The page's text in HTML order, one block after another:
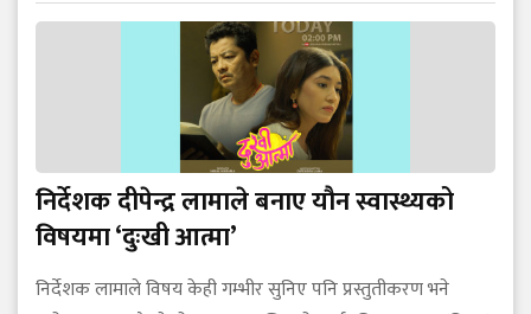
निर्देशक दीपेन्द्र लामाले बनाए यौन स्वास्थ्यको
विषयमा ‘दुःखी आत्मा’
निर्देशक लामाले विषय केही गम्भीर सुनिए पनि प्रस्तुतीकरण भने